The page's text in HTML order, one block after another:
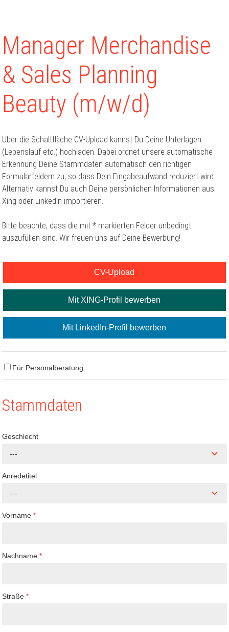
Manager Merchandise
& Sales Planning
Beauty (m/w/d)
Über die Schaltfläche CV-Upload kannst Du Deine Unterlagen
(Lebenslauf etc.) hochladen. Dabei ordnet unsere automatische
Erkennung Deine Stammdaten automatisch den richtigen
Formularfeldern zu, so dass Dein Eingabeaufwand reduziert wird.
Alternativ kannst Du auch Deine persönlichen Informationen aus
Xing oder LinkedIn importieren.
Bitte beachte, dass die mit * markierten Felder unbedingt
auszufüllen sind. Wir freuen uns auf Deine Bewerbung!
CV-Upload
Mit XING-Profil bewerben
Mit LinkedIn-Profil bewerben
Für Personalberatung
Stammdaten
Geschlecht
---
Anredetitel
---
Vorname*
Nachname*
Straße*